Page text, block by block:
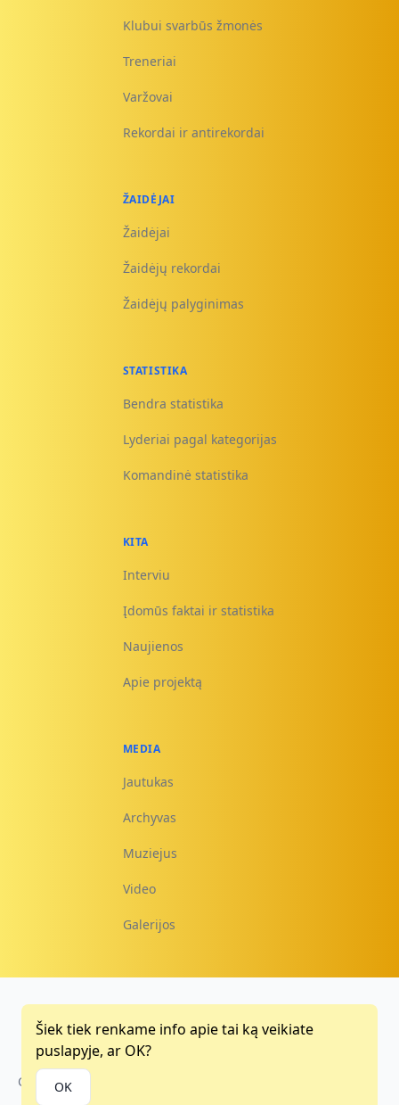
Šiek tiek renkame info apie tai ką veikiate
puslapyje, ar OK?
OK
Klubui svarbūs žmonės
Treneriai
Varžovai
Rekordai ir antirekordai
ŽAIDĖJAI
Žaidėjai
Žaidėjų rekordai
Žaidėjų palyginimas
STATISTIKA
Bendra statistika
Lyderiai pagal kategorijas
Komandinė statistika
KITA
Interviu
Įdomūs faktai ir statistika
Naujienos
Apie projektą
MEDIA
Jautukas
Archyvas
Muziejus
Video
Galerijos
FacebookInstagramYoutube
Copyright © 2015 - 2026